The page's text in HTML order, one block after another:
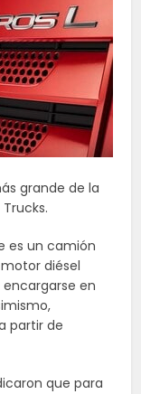
grande de la
es un camión
diésel
en
partir de
que para